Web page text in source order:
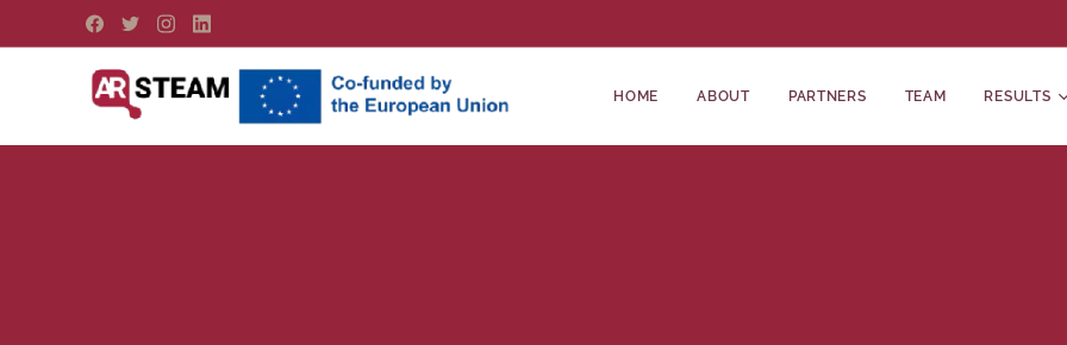
HOME ABOUT PARTNERS TEAM RESULTS